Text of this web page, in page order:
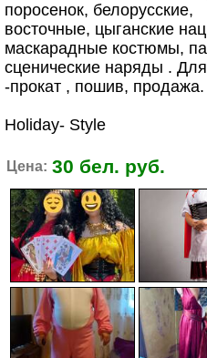
поросенок, белорусские,
восточные, цыганские
маскарадные костюмы,
сценические наряды .
-прокат , пошив, продажа.
Holiday- Style
Цена: 30 бел. руб.